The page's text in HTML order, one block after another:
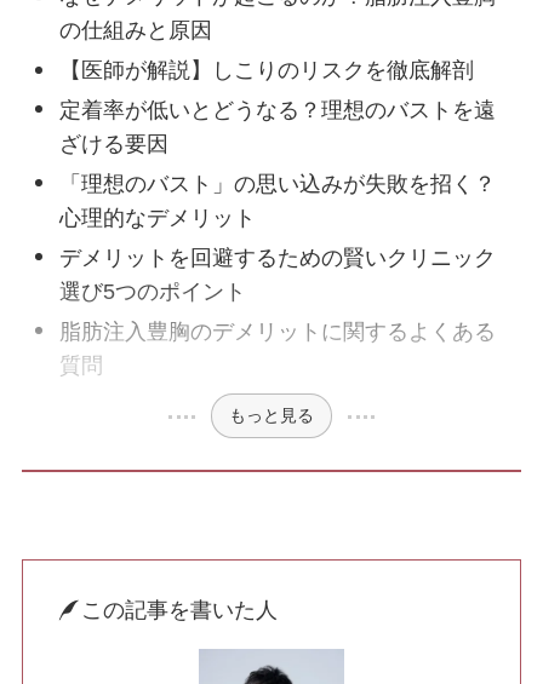
目元のたるみ
二重術
糸リフト
ハイフ・RF治療
脂肪注入
の仕組みと原因
【医師が解説】しこりのリスクを徹底解剖
定着率が低いとどうなる？理想のバストを遠
ざける要因
「理想のバスト」の思い込みが失敗を招く？
心理的なデメリット
デメリットを回避するための賢いクリニック
選び5つのポイント
脂肪注入豊胸のデメリットに関するよくある
質問
もっと見る
この記事を書いた人